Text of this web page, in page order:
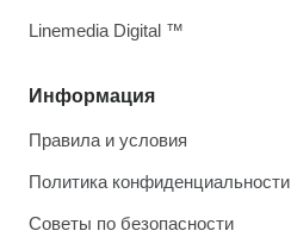
Информация
Правила и условия
Политика конфиденциальности
Советы по безопасности
Linemedia Digital ™